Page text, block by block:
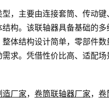
，主要由连接套筒、传动键
构。该联轴器具备基础的
体结构设计简单，零部件
求。凭借性价比高、适配
造厂家， 卷筒联轴器厂家， 卷